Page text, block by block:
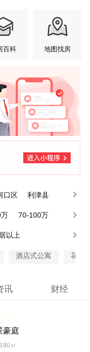
百科 地图找房
口区 利津县
70-100万
以上
酒店式公寓 花园
讯 财经
豪庭
㎡